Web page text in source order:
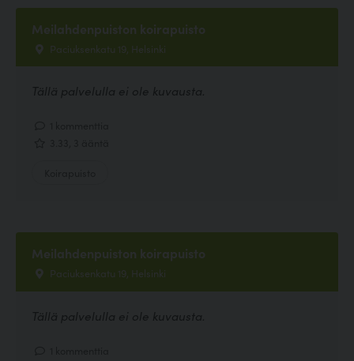
Meilahdenpuiston koirapuisto
Paciuksenkatu 19, Helsinki
Tällä palvelulla ei ole kuvausta.
Meilahdenpuiston koirapuisto
Paciuksenkatu 19, Helsinki
Tällä palvelulla ei ole kuvausta.